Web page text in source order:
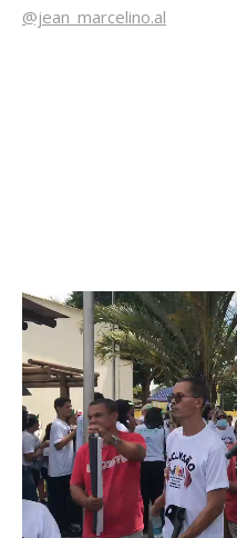
@jean_marcelino.al